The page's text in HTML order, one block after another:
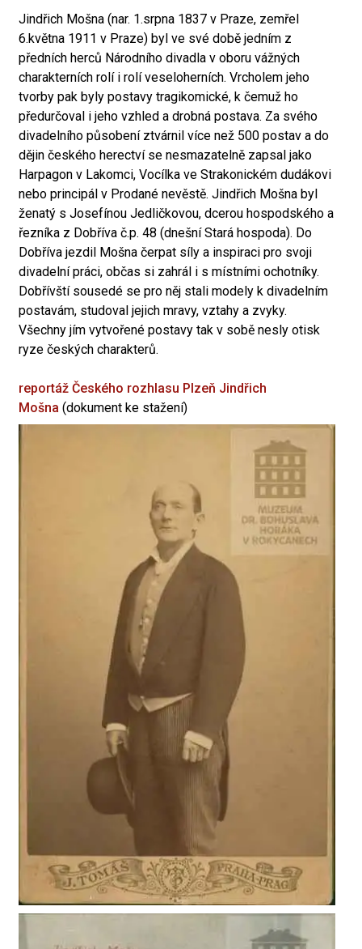
Jindřich Mošna (nar. 1.srpna 1837 v Praze, zemřel
6.května 1911 v Praze) byl ve své době jedním z
předních herců Národního divadla v oboru vážných
charakterních rolí i rolí veseloherních. Vrcholem jeho
tvorby pak byly postavy tragikomické, k čemuž ho
předurčoval i jeho vzhled a drobná postava. Za svého
divadelního působení ztvárnil více než 500 postav a do
dějin českého herectví se nesmazatelně zapsal jako
Harpagon v Lakomci, Vocílka ve Strakonickém dudákovi
nebo principál v Prodané nevěstě. Jindřich Mošna byl
ženatý s Josefínou Jedličkovou, dcerou hospodského a
řezníka z Dobříva č.p. 48 (dnešní Stará hospoda). Do
Dobříva jezdil Mošna čerpat síly a inspiraci pro svoji
divadelní práci, občas si zahrál i s místními ochotníky.
Dobřívští sousedé se pro něj stali modely k divadelním
postavám, studoval jejich mravy, vztahy a zvyky.
Všechny jím vytvořené postavy tak v sobě nesly otisk
ryze českých charakterů.
reportáž Českého rozhlasu Plzeň Jindřich
Mošna (dokument ke stažení)